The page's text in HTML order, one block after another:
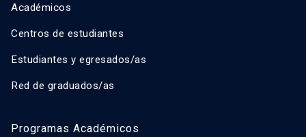
Académicos
Centros de estudiantes
Estudiantes y egresados/as
Red de graduados/as
Programas Académicos